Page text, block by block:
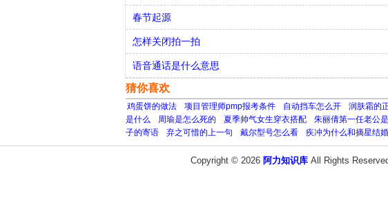
春节起源
怎样关闭拍一拍
语音通话是什么意思
猜你喜欢
鸡蛋饼的做法 项目管理师pmp报考条件 自动挡车怎么开 润肤霜的
是什么
周瑜是怎么死的 夏季帅气女生穿衣搭配 朱丽倩第一任老公
子的寄语
弃之可惜的上一句 戴尔型号怎么看 疾冲为什么和摘星结婚
Copyright © 2026 阿力知识库All Rights